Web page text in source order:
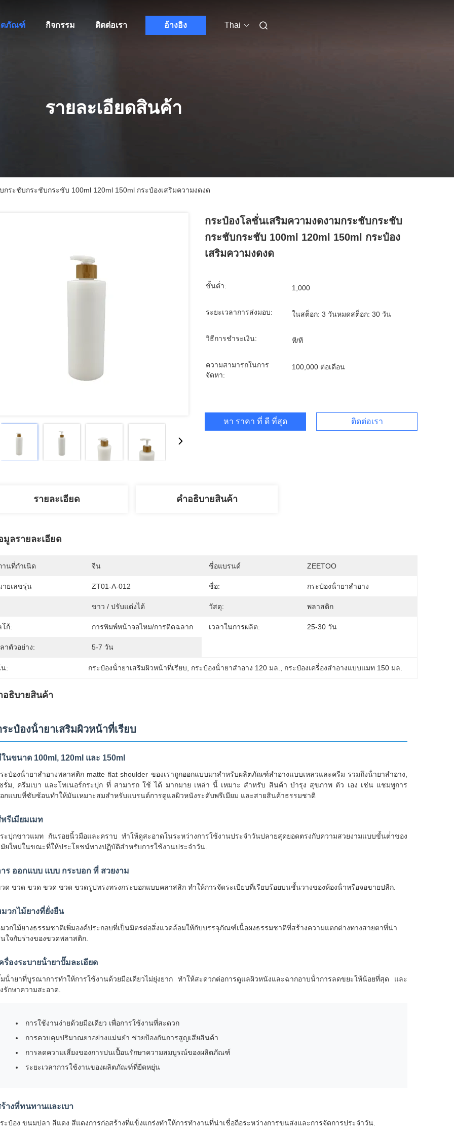
ตภัณฑ์ กิจกรรม ติดต่อเรา อ้างอิง Thai
รายละเอียดสินค้า
ระชับกระชับกระชับ 100ml 120ml 150ml กระป๋องเสริมความงดงด
กระป๋องโลชั่นเสริมความงดงามกระชับกระชับ
กระชับกระชับ 100ml 120ml 150ml กระป๋อง
เสริมความงดงด
ขั้นต่ำ: 1,000
ระยะเวลาการส่งมอบ: ในสต็อก: 3 วันหมดสต็อก: 30 วัน
วิธีการชำระเงิน: ที/ที
ความสามารถในการ
จัดหา:
100,000 ต่อเดือน
หา ราคา ที่ ดี ที่สุด ติดต่อเรา
รายละเอียด คําอธิบายสินค้า
มูลรายละเอียด
านที่กำเนิด จีน ชื่อแบรนด์ ZEETOO
ายเลขรุ่น ZT01-A-012 ชื่อ: กระป๋องน้ํายาสําอาง
ขาว / ปรับแต่งได้ วัสดุ: พลาสติก
โก้: การพิมพ์หน้าจอไหม/การติดฉลาก เวลาในการผลิต: 25-30 วัน
ลาตัวอย่าง: 5-7 วัน
น: กระป๋องน้ํายาเสริมผิวหน้าที่เรียบ กระป๋องน้ํายาสําอาง 120 มล. กระป๋องเครื่องสําอางแบบแมท 150 มล.
อธิบายสินค้า
ระป๋องน้ํายาเสริมผิวหน้าที่เรียบ
นขนาด 100ml, 120ml และ 150ml
ะป๋องน้ํายาสําอางพลาสติก matte flat shoulder ของเราถูกออกแบบมาสําหรับผลิตภัณฑ์สําอางแบบเหลวและครีม รวมถึงน้ํายาสําอาง,
รั่ม, ครีมเบา และโทเนอร์กระปุก ที่ สามารถ ใช้ ได้ มากมาย เหล่า นี้ เหมาะ สําหรับ สินค้า บํารุง สุขภาพ ตัว เอง เช่น แชมพูการ
กแบบที่ซับซ้อนทําให้มันเหมาะสมสําหรับแบรนด์การดูแลผิวหนังระดับพรีเมียม และสายสินค้าธรรมชาติ
รีเมียมเมท
ะปุกขาวแมท กันรอยนิ้วมือและคราบ ทําให้ดูสะอาดในระหว่างการใช้งานประจําวันปลายสุดยอดตรงกับความสวยงามแบบขั้นต่ําของ
ยใหม่ในขณะที่ให้ประโยชน์ทางปฏิบัติสําหรับการใช้งานประจําวัน.
ร ออกแบบ แบบ กระบอก ที่ สวยงาม
ด ขวด ขวด ขวด ขวด ขวดรูปทรงทรงกระบอกแบบคลาสสิก ทําให้การจัดระเบียบที่เรียบร้อยบนชั้นวางของห้องน้ําหรือจอขายปลีก.
วกไม้ยางที่ยั่งยืน
วกไม้ยางธรรมชาติเพิ่มองค์ประกอบที่เป็นมิตรต่อสิ่งแวดล้อมให้กับบรรจุภัณฑ์เนื้อผงธรรมชาติที่สร้างความแตกต่างทางสายตาที่น่า
ใจกับร่างของขวดพลาสติก.
รื่องระบายน้ํายาปั๊มละเอียด
น้ํายาที่บูรณาการทําให้การใช้งานด้วยมือเดียวไม่ยุ่งยาก ทําให้สะดวกต่อการดูแลผิวหนังและฉากอาบน้ําการลดขยะให้น้อยที่สุด และ
รักษาความสะอาด.
การใช้งานง่ายด้วยมือเดียว เพื่อการใช้งานที่สะดวก
การควบคุมปริมาณยาอย่างแม่นยํา ช่วยป้องกันการสูญเสียสินค้า
การลดความเสี่ยงของการปนเปื้อนรักษาความสมบูรณ์ของผลิตภัณฑ์
ระยะเวลาการใช้งานของผลิตภัณฑ์ที่ยืดหยุ่น
างที่ทนทานและเบา
ะป๋อง ขนมปลา สีแดง สีแดงการก่อสร้างที่แข็งแกร่งทําให้การทํางานที่น่าเชื่อถือระหว่างการขนส่งและการจัดการประจําวัน.